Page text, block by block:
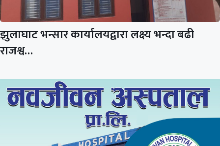
झुलाघाट भन्सार कार्यालयद्वारा लक्ष्य भन्दा बढी
राजश्व…